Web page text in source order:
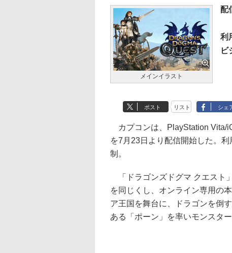
メインイラスト
配
利
ビ
ポスト リスト シェ
カプコンは、PlayStation Vita/
を7月23日より配信開始した。
制。
「ドラゴンズドグマ クエスト
を同じくし、オンライン専用の
ア王国を舞台に、ドラゴンを倒
ある「ポーン」を率いモンスター